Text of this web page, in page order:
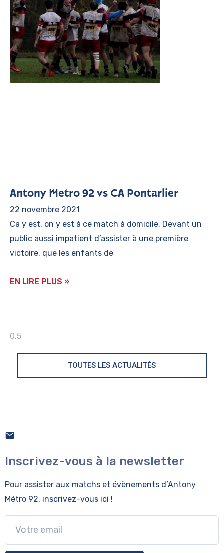
Antony Metro 92 vs CA Pontarlier
22 novembre 2021
Ca y est, on y est à ce match à domicile. Devant un
public aussi impatient d’assister à une première
victoire, que les enfants de
EN LIRE PLUS »
TOUTES LES ACTUALITÉS
Inscrivez-vous à la newsletter
Pour assister aux matchs et évènements d’Antony
Métro 92, inscrivez-vous ici !